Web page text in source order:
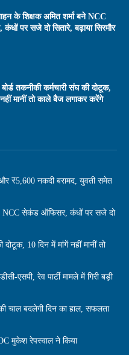
के शिक्षक अमित शर्मा बने NCC
पर सजे दो सितारे, बढ़ाया सिरमौर
तकनीकी कर्मचारी संघ की दोटूक,
मानीं तो काले बैज लगाकर करेंगे
₹5,600 नकदी बरामद, युवती समेत
NCC सेकंड ऑफिसर, कंधों पर सजे दो
दोटूक, 10 दिन में मांगें नहीं मानीं तो
एसपी, रेव पार्टी मामले में गिरी बड़ी
चाल बदलेगी दिन का हाल, सफलता
मुकेश रेपस्वाल ने किया